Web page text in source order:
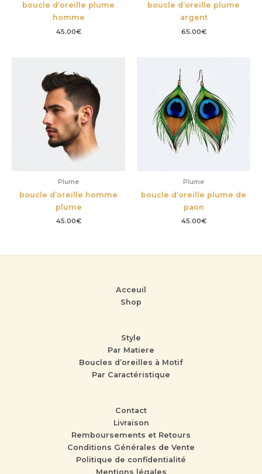
boucle d’oreille plume
homme
45.00€
boucle d’oreille plume
argent
65.00€
Plume
boucle d’oreille homme
plume
45.00€
Plume
boucle d’oreille plume de
paon
45.00€
Acceuil
Shop
Style
Par Matiere
Boucles d’oreilles à Motif
Par Caractéristique
Contact
Livraison
Remboursements et Retours
Conditions Générales de Vente
Politique de confidentialité
Mentions légales